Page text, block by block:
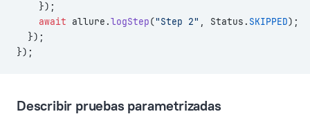
    });
    await
allure.logStep("Step 2" , Status. SKIPPED);
  });
});
Describir pruebas parametrizadas